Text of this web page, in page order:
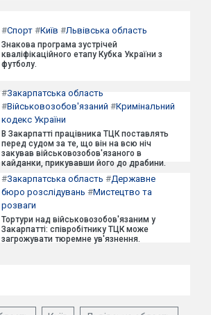
#Спорт #Київ #Львівська область
Знакова програма зустрічей
кваліфікаційного етапу Кубка України з
футболу.
#Закарпатська область
#Військовозобов'язаний #Кримінальний
кодекс України
В Закарпатті працівника ТЦК поставлять
перед судом за те, що він на всю ніч
закував військовозобов'язаного в
кайданки, прикувавши його до драбини.
#Закарпатська область #Державне
бюро розслідувань #Мистецтво та
розваги
Тортури над військовозобов'язаним у
Закарпатті: співробітнику ТЦК може
загрожувати тюремне ув'язнення.